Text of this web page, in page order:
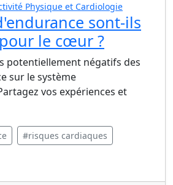
Physique et Cardiologie
sont-ils
le cœur ?
potentiellement négatifs des
sur le système
vos expériences et
#risques cardiaques